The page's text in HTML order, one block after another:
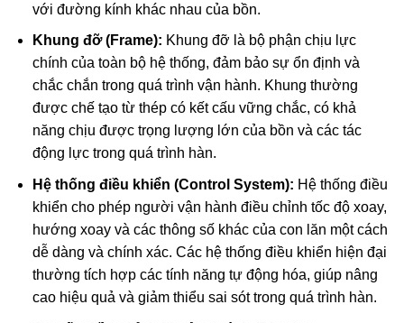
với đường kính khác nhau của bồn.
Khung đỡ (Frame): Khung đỡ là bộ phận chịu lực
chính của toàn bộ hệ thống, đảm bảo sự ổn định và
chắc chắn trong quá trình vận hành. Khung thường
được chế tạo từ thép có kết cấu vững chắc, có khả
năng chịu được trọng lượng lớn của bồn và các tác
động lực trong quá trình hàn.
Hệ thống điều khiển (Control System): Hệ thống điều
khiển cho phép người vận hành điều chỉnh tốc độ xoay,
hướng xoay và các thông số khác của con lăn một cách
dễ dàng và chính xác. Các hệ thống điều khiển hiện đại
thường tích hợp các tính năng tự động hóa, giúp nâng
cao hiệu quả và giảm thiểu sai sót trong quá trình hàn.